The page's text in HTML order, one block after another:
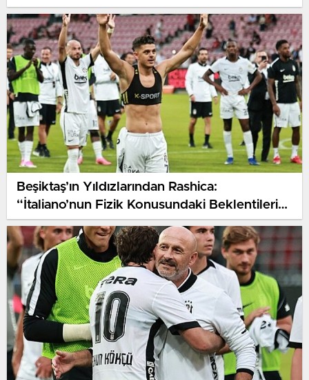
Beşiktaş’ın Yıldızlarından Rashica:
“İtaliano’nun Fizik Konusundaki Beklentileri
Yüksek!”